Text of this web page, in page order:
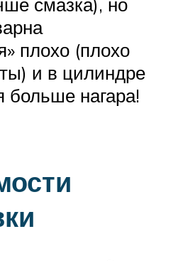
плохо (плохо
и в цилиндре
больше нагара!